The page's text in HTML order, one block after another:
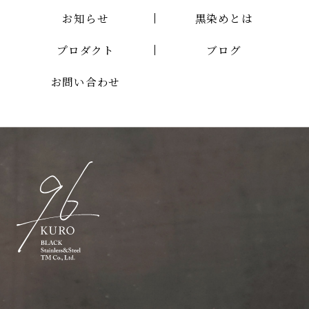
お知らせ 黒染めとは
プロダクト ブログ
お問い合わせ